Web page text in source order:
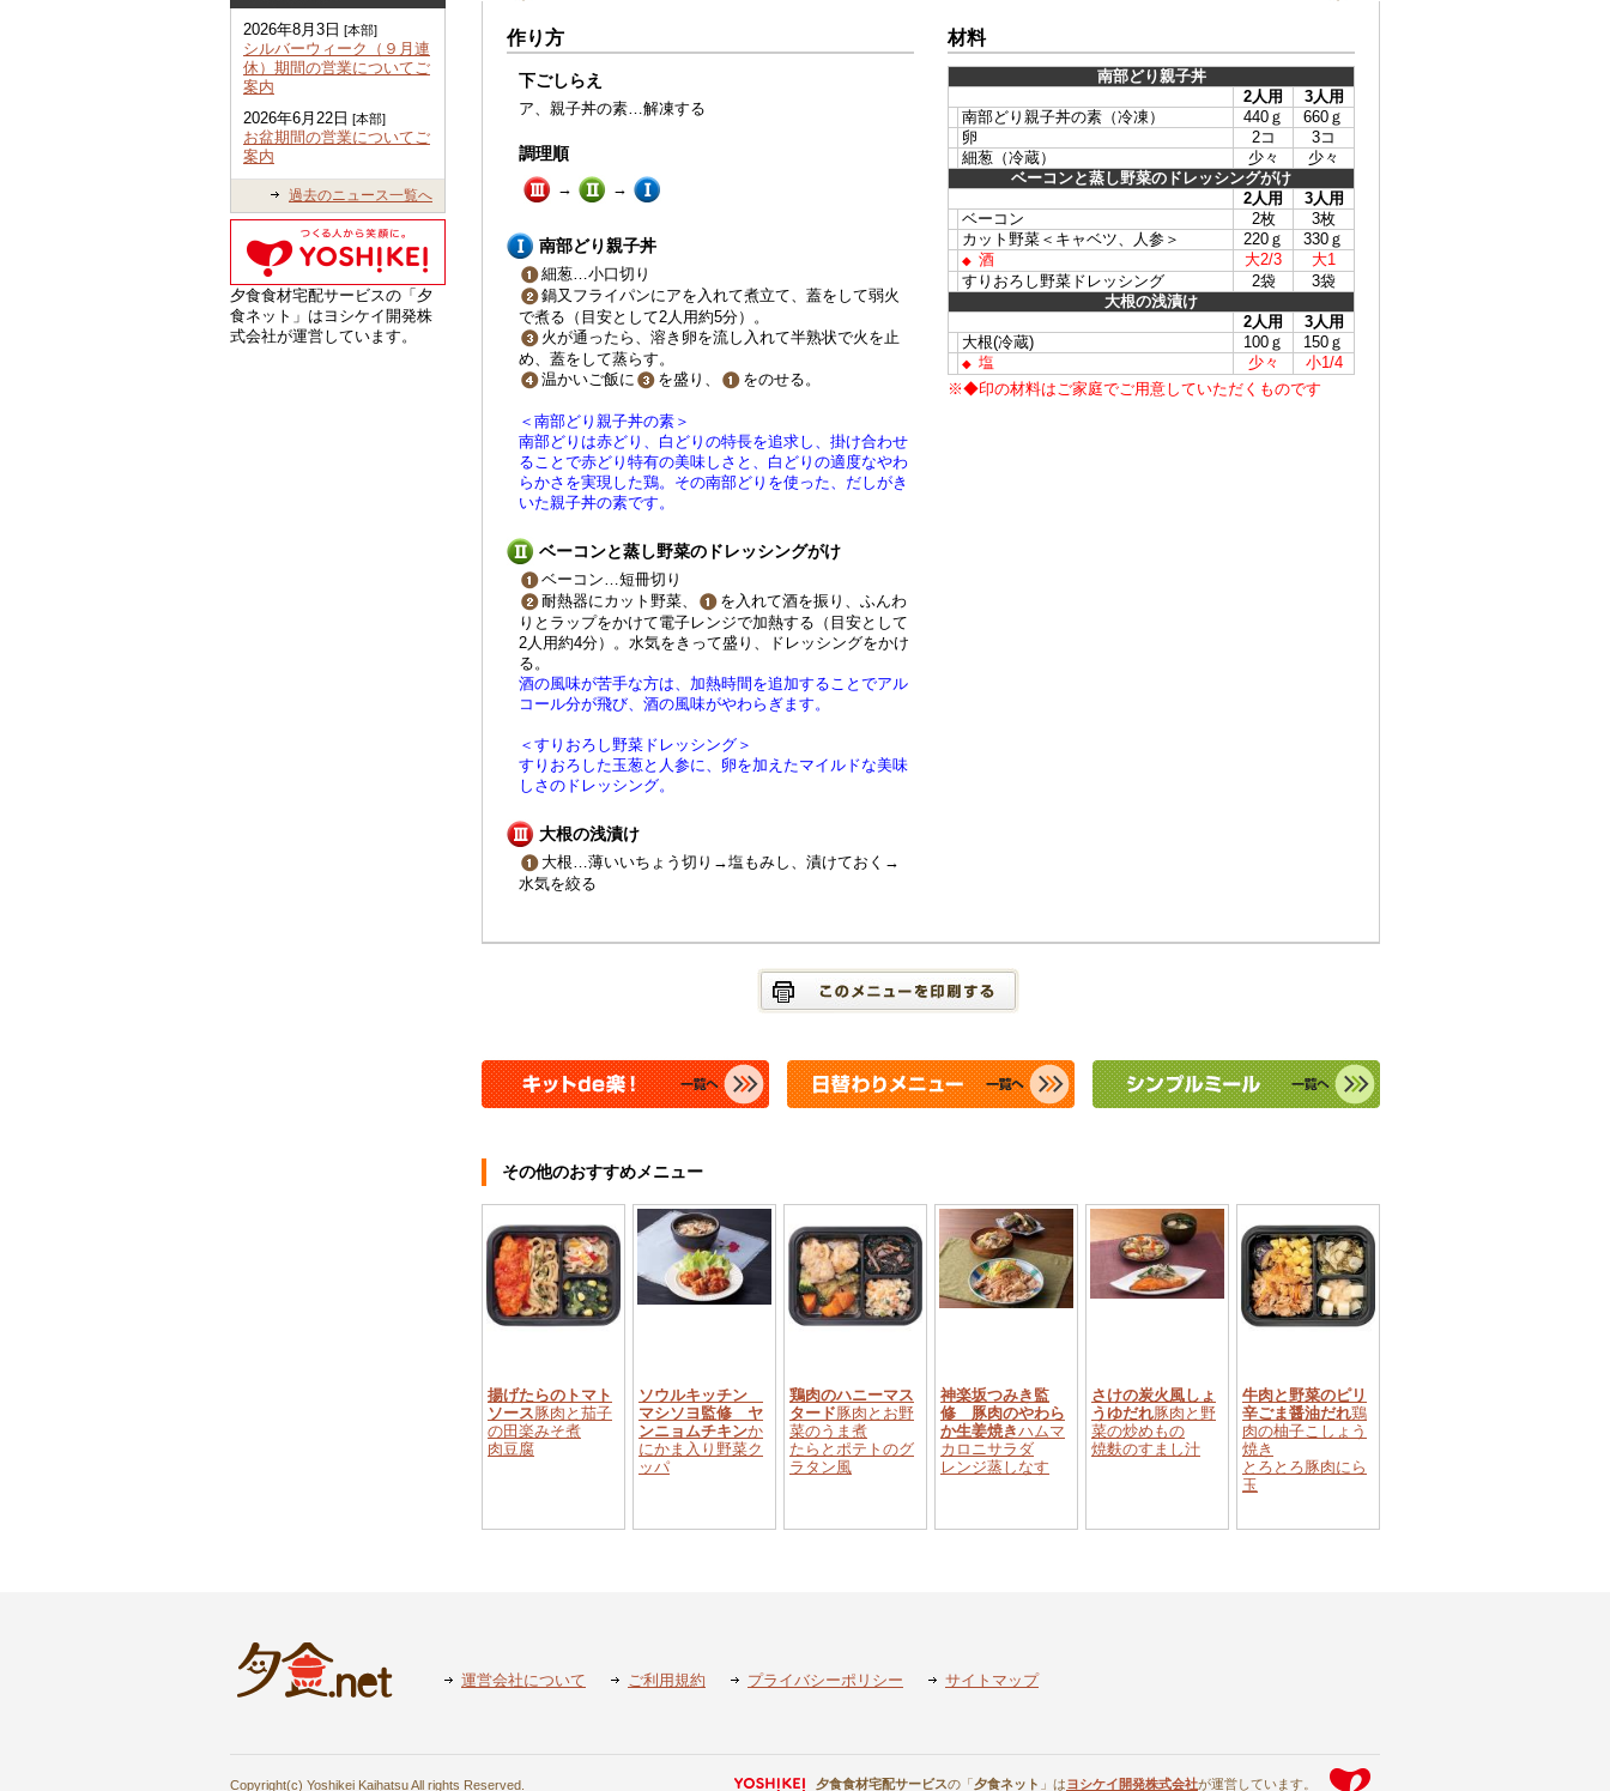
材料
南部どり親子丼
2人用
3人用
南部どり親子丼の素（冷凍）
440ｇ
660ｇ
卵
2コ
3コ
細葱（冷蔵）
少々
少々
ベーコンと蒸し野菜のドレッシングがけ
2人用
3人用
ベーコン
2枚
3枚
カット野菜＜キャベツ、人参＞
220ｇ 330ｇ
◆ 酒 大2/3
大1
すりおろし野菜ドレッシング
2袋
3袋
大根の浅漬け
2人用
3人用
大根(冷蔵)
100ｇ 150ｇ
◆ 塩 少々
小1/4
※◆印の材料はご家庭でご用意していただくものです
作り方
下ごしらえ
ア、親子丼の素…解凍する
調理順
→ →
南部どり親子丼
細葱…小口切り
鍋又フライパンにアを入れて煮立て、蓋をして弱火
で煮る（目安として2人用約5分）。
火が通ったら、溶き卵を流し入れて半熟状で火を止
め、蓋をして蒸らす。
温かいご飯に
を盛り、 をのせる。
＜南部どり親子丼の素＞
南部どりは赤どり、白どりの特長を追求し、掛け合わせ
ることで赤どり特有の美味しさと、白どりの適度なやわ
らかさを実現した鶏。その南部どりを使った、だしがき
いた親子丼の素です。
ベーコンと蒸し野菜のドレッシングがけ
ベーコン…短冊切り
耐熱器にカット野菜、
を入れて酒を振り、ふんわ
りとラップをかけて電子レンジで加熱する（目安として
2人用約4分）。水気をきって盛り、ドレッシングをかけ
る。
酒の風味が苦手な方は、加熱時間を追加することでアル
コール分が飛び、酒の風味がやわらぎます。
＜すりおろし野菜ドレッシング＞
すりおろした玉葱と人参に、卵を加えたマイルドな美味
しさのドレッシング。
大根の浅漬け
大根…薄いいちょう切り→塩もみし、漬けておく→
水気を絞る
その他のおすすめメニュー
揚げたらのトマト
ソース豚肉と茄子
の田楽みそ煮
肉豆腐
ソウルキッチン
マシソヨ監修 ヤ
ンニョムチキンか
にかま入り野菜ク
ッパ
鶏肉のハニーマス
タード豚肉とお野
菜のうま煮
たらとポテトのグ
ラタン風
神楽坂つみき監
修 豚肉のやわら
か生姜焼きハムマ
カロニサラダ
レンジ蒸しなす
さけの炭火風しょ
うゆだれ豚肉と野
菜の炒めもの
焼麩のすまし汁
牛肉と野菜のピリ
辛ごま醤油だれ鶏
肉の柚子こしょう
焼き
とろとろ豚肉にら
玉
2026年8月3日 [本部]
シルバーウィーク（９月連
休）期間の営業についてご
案内
2026年6月22日 [本部]
お盆期間の営業についてご
案内
過去のニュース一覧へ
夕食食材宅配サービスの「夕
食ネット」はヨシケイ開発株
式会社が運営しています。
運営会社について ご利用規約 プライバシーポリシー サイトマップ
Copyright(c) Yoshikei Kaihatsu All rights Reserved. 夕食食材宅配サービスの「夕食ネット 」はヨシケイ開発株式会社が運営しています。